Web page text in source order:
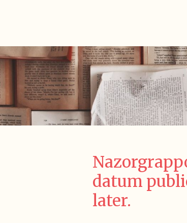
datum
later.